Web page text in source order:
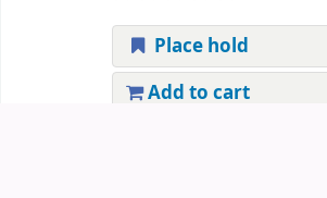
Place hold
Add to cart